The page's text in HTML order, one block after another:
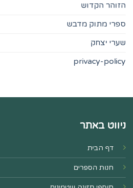
הזוהר הקדוש
ספרי מתוק מדבש
שערי יצחק
privacy-policy
ניווט באתר
דף הבית
חנות הספרים